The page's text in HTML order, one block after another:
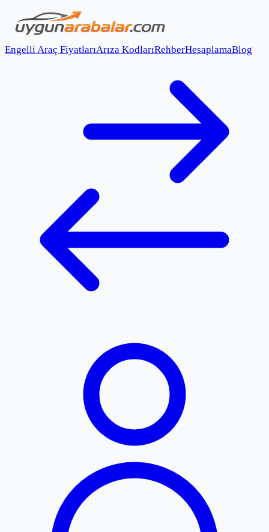
Engelli Araç FiyatlarıArıza KodlarıRehberHesaplamaBlog